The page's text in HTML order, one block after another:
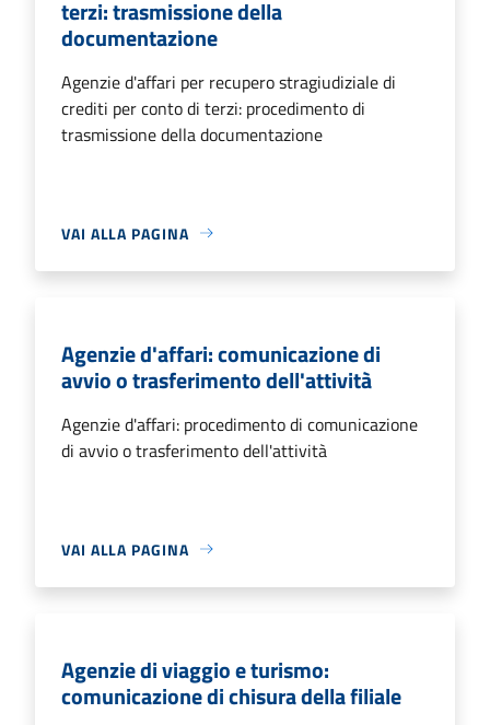
terzi: trasmissione della
documentazione
Agenzie d'affari per recupero stragiudiziale di
crediti per conto di terzi: procedimento di
trasmissione della documentazione
VAI ALLA PAGINA
Agenzie d'affari: comunicazione di
avvio o trasferimento dell'attività
Agenzie d'affari: procedimento di comunicazione
di avvio o trasferimento dell'attività
VAI ALLA PAGINA
Agenzie di viaggio e turismo:
comunicazione di chisura della filiale